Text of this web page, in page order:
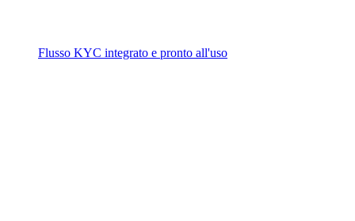
Flusso KYC integrato e pronto all'uso